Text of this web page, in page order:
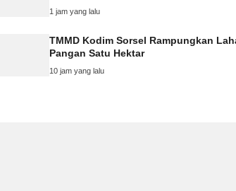
1 jam yang lalu
TMMD Kodim Sorsel Rampungkan
Pangan Satu Hektar
10 jam yang lalu